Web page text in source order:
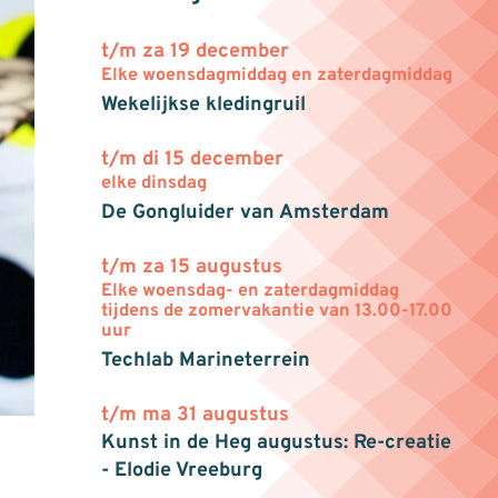
t/m za 19 december
Elke woensdagmiddag en zaterdagmiddag
Wekelijkse kledingruil
t/m di 15 december
elke dinsdag
De Gongluider van Amsterdam
t/m za 15 augustus
Elke woensdag- en zaterdagmiddag
tijdens de zomervakantie van 13.00-17.00
uur
Techlab Marineterrein
t/m ma 31 augustus
Kunst in de Heg augustus: Re-creatie
- Elodie Vreeburg